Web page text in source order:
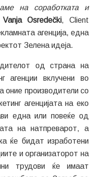
на соработката и
Vanja Osredečki, Client
агенција, една
Зелена идеја.
од страна на
агенции вклучени во
оние производители со
агенцијата на еко
една или повеќе од
на натпреварот, а
ќе бидат изработени
и организаторот на
трудови ќе имаат